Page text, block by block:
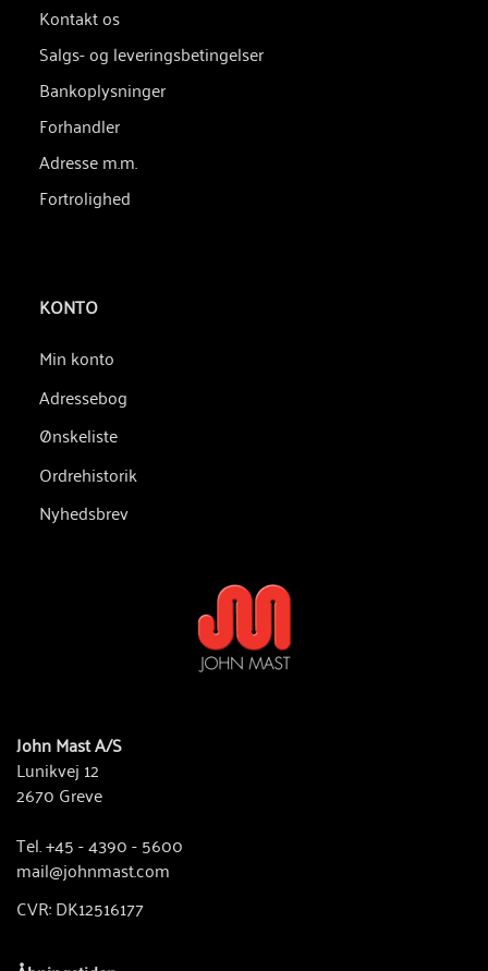
Kontakt os
Salgs- og leveringsbetingelser
Bankoplysninger
Forhandler
Adresse m.m.
Fortrolighed
KONTO
Min konto
Adressebog
Ønskeliste
Ordrehistorik
Nyhedsbrev
John Mast A/S
Lunikvej 12
2670 Greve
Tel. +45 - 4390 - 5600
mail@johnmast.com
CVR: DK12516177